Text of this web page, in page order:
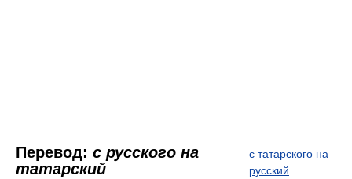
Перевод: с русского на
татарский
с татарского на
русский